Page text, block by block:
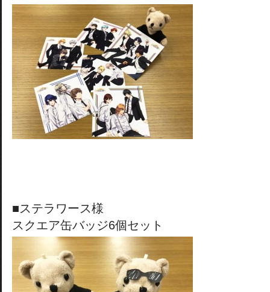
■ステラワース様
スクエア缶バッジ6個セット